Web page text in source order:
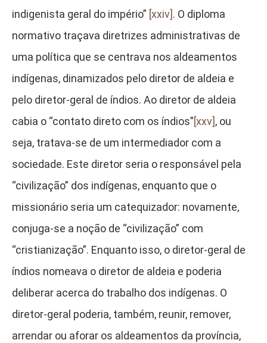
indigenista geral do império” [xxiv]. O diploma
normativo traçava diretrizes administrativas de
uma política que se centrava nos aldeamentos
indígenas, dinamizados pelo diretor de aldeia e
pelo diretor-geral de índios. Ao diretor de aldeia
cabia o “contato direto com os índios”[xxv], ou
seja, tratava-se de um intermediador com a
sociedade. Este diretor seria o responsável pela
“civilização” dos indígenas, enquanto que o
missionário seria um catequizador: novamente,
conjuga-se a noção de “civilização” com
“cristianização”. Enquanto isso, o diretor-geral de
índios nomeava o diretor de aldeia e poderia
deliberar acerca do trabalho dos indígenas. O
diretor-geral poderia, também, reunir, remover,
arrendar ou aforar os aldeamentos da província,